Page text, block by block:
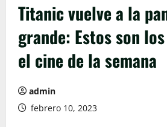
Titanic vuelve a la
grande: Estos son
el cine de la semana
admin
febrero 10, 2023